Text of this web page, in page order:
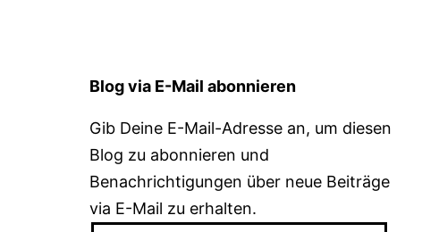
Blog via E-Mail abonnieren
Gib Deine E-Mail-Adresse an, um diesen
Blog zu abonnieren und
Benachrichtigungen über neue Beiträge
via E-Mail zu erhalten.